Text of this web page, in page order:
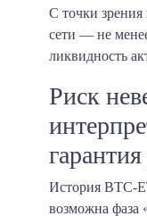
С точки зрения
сети — не
ликвидность
Риск
История BTC-
возможна фаза